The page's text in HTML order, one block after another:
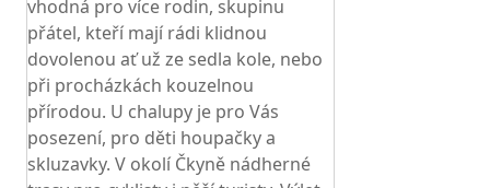
vhodná pro více rodin, skupinu
přátel, kteří mají rádi klidnou
dovolenou ať už ze sedla kole, nebo
při procházkách kouzelnou
přírodou. U chalupy je pro Vás
posezení, pro děti houpačky a
skluzavky. V okolí Čkyně nádherné